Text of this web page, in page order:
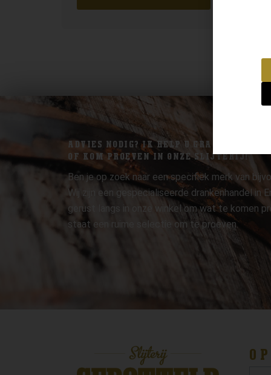
ADVIES NODIG? IK HELP U GRAAG.
OF KOM PROEVEN IN ONZE SLIJTERIJ!
Ben je op zoek naar een specifiek merk van
Wij zijn een gespecialiseerde drankenhandel in
gerust langs in onze winkel om wat te komen
staat een ruime selectie om te proeven.